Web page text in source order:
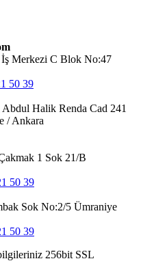
İş Merkezi C Blok No:47
50 39
Halik Renda Cad 241
/ Ankara
1 Sok 21/B
50 39
Sok No:2/5 Ümraniye
50 39
256bit SSL